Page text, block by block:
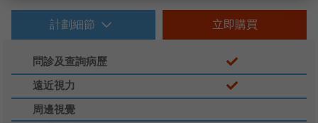
最新資訊
聯絡我們
搜尋醫療服務
登記 / 登入
立即預約
計劃細節 立即購買
問診及查詢病歷
遠近視力
周邊視覺